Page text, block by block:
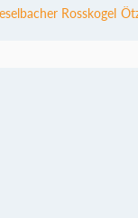
Rosskogel